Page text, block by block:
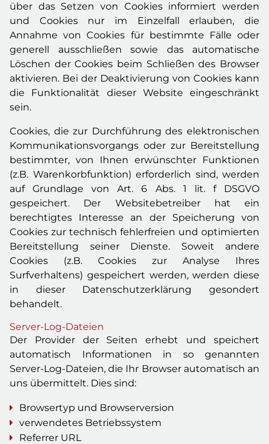
über das Setzen von Cookies informiert werden
und Cookies nur im Einzelfall erlauben, die
Annahme von Cookies für bestimmte Fälle oder
generell ausschließen sowie das automatische
Löschen der Cookies beim Schließen des Browser
aktivieren. Bei der Deaktivierung von Cookies kann
die Funktionalität dieser Website eingeschränkt
sein.
Cookies, die zur Durchführung des elektronischen
Kommunikationsvorgangs oder zur Bereitstellung
bestimmter, von Ihnen erwünschter Funktionen
(z.B. Warenkorbfunktion) erforderlich sind, werden
auf Grundlage von Art. 6 Abs. 1 lit. f DSGVO
gespeichert. Der Websitebetreiber hat ein
berechtigtes Interesse an der Speicherung von
Cookies zur technisch fehlerfreien und optimierten
Bereitstellung seiner Dienste. Soweit andere
Cookies (z.B. Cookies zur Analyse Ihres
Surfverhaltens) gespeichert werden, werden diese
in dieser Datenschutzerklärung gesondert
behandelt.
Server-Log-Dateien
Der Provider der Seiten erhebt und speichert
automatisch Informationen in so genannten
Server-Log-Dateien, die Ihr Browser automatisch an
uns übermittelt. Dies sind:
Browsertyp und Browserversion
verwendetes Betriebssystem
Referrer URL